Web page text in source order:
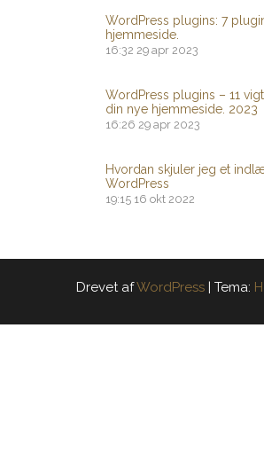
WordPress plugins: 7
hjemmeside.
16:32 29 apr 2023
WordPress plugins – 11
din nye hjemmeside. 2023
16:26 29 apr 2023
Hvordan skjuler jeg et
WordPress
19:15 16 okt 2022
Drevet afWordPress | Tema: